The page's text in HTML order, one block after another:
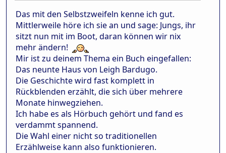
Das mit den Selbstzweifeln kenne ich gut.
Mittlerweile höre ich sie an und sage: Jungs, ihr
sitzt nun mit im Boot, daran können wir nix
mehr ändern!
Mir ist zu deinem Thema ein Buch eingefallen:
Das neunte Haus von Leigh Bardugo.
Die Geschichte wird fast komplett in
Rückblenden erzählt, die sich über mehrere
Monate hinwegziehen.
Ich habe es als Hörbuch gehört und fand es
verdammt spannend.
Die Wahl einer nicht so traditionellen
Erzählweise kann also funktionieren.